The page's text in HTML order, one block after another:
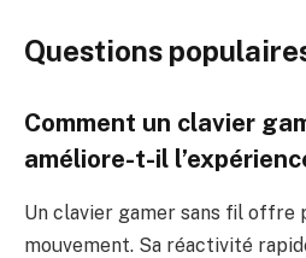
Questions
Comment un clavier
améliore-t-il
Un clavier gamer sans fil offre
mouvement. Sa réactivité